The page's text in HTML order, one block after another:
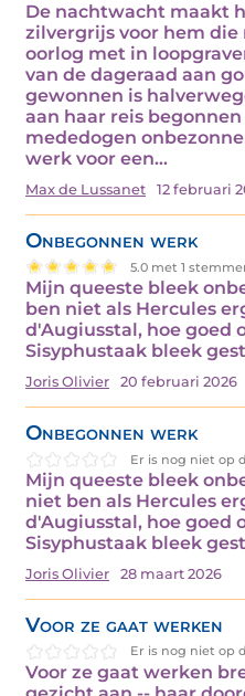
De nachtwacht maakt
zilvergrijs voor hem
oorlog met in
van de dageraad aan
gewonnen is
aan haar reis
mededogen
werk voor een…
Max de Lussanet 12 februari
Onbegonnen werk
5.0 met 1
Mijn queeste bleek
ben niet als Hercules
d'Augiusstal, hoe goed
Sisyphustaak bleek
Joris Olivier 20 februari 2026
Onbegonnen werk
Er is nog niet op
Mijn queeste bleek
niet ben als Hercules
d'Augiusstal, hoe goed
Sisyphustaak bleek
Joris Olivier 28 maart 2026
Voor ze gaat werken
Er is nog niet op
Voor ze gaat werken